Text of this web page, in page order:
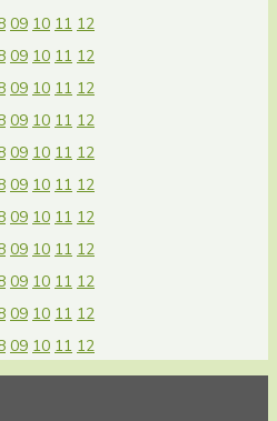
09 10 11 12
09 10 11 12
09 10 11 12
09 10 11 12
09 10 11 12
09 10 11 12
09 10 11 12
09 10 11 12
09 10 11 12
09 10 11 12
09 10 11 12